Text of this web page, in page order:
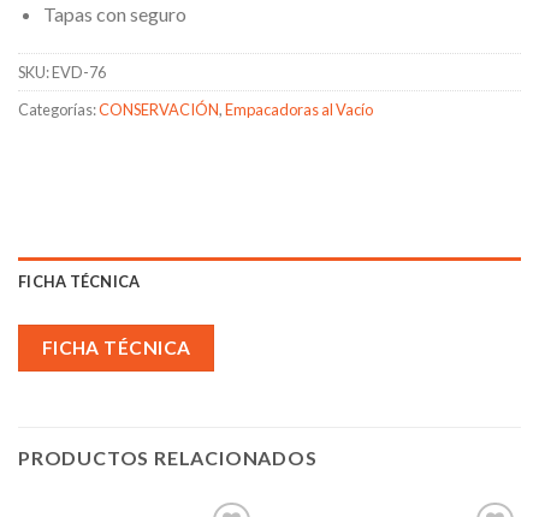
Tapas con seguro
SKU:EVD-76
Categorías:CONSERVACIÓN,Empacadoras al Vacío
FICHA TÉCNICA
FICHA TÉCNICA
PRODUCTOS RELACIONADOS